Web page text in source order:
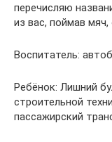
перечисляю
из вас, поймав
Воспитатель:
Ребёнок: Лишний
строительной
пассажирский